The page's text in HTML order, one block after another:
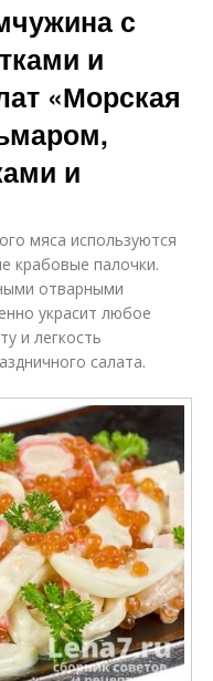
с
и
«Морская
и
мяса используются
крабовые палочки.
отварными
украсит любое
и легкость
салата.